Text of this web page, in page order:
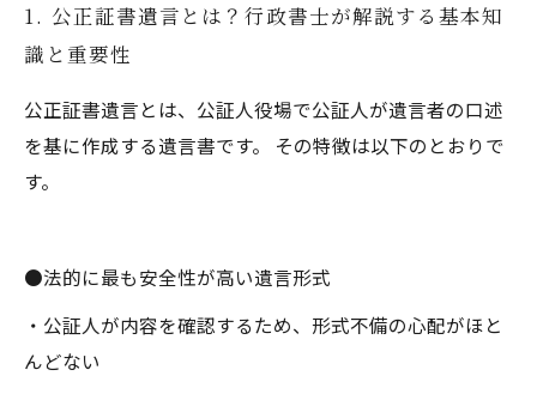
を防ぐ方法
5. 公正証書遺言のメリットと注意点
まとめ：行政書士と一緒に安心の遺言作成を実
現しよう
1. 公正証書遺言とは？行政書士が解説する基本知
識と重要性
公正証書遺言とは、公証人役場で公証人が遺言者の口述
を基に作成する遺言書です。 その特徴は以下のとおりで
す。
●法的に最も安全性が高い遺言形式
・公証人が内容を確認するため、形式不備の心配がほと
んどない